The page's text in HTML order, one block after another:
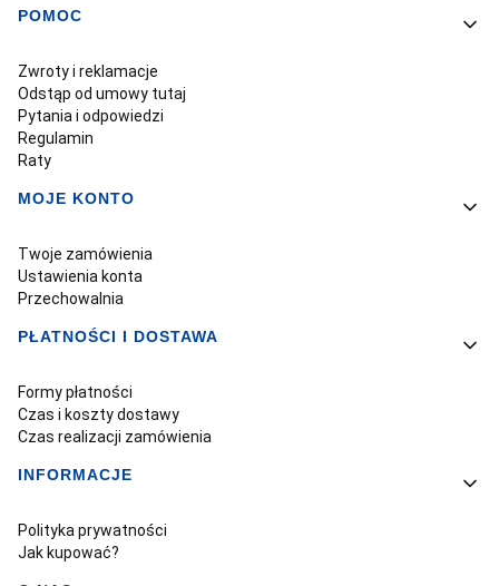
Linki w stopce
POMOC
Zwroty i reklamacje
Odstąp od umowy tutaj
Pytania i odpowiedzi
Regulamin
Raty
MOJE KONTO
Twoje zamówienia
Ustawienia konta
Przechowalnia
PŁATNOŚCI I DOSTAWA
Formy płatności
Czas i koszty dostawy
Czas realizacji zamówienia
INFORMACJE
Polityka prywatności
Jak kupować?